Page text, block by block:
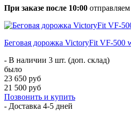
При заказе после 10:00
Беговая дорожка VictoryFit VF-500
- В наличии 3 шт. (доп. склад)
было
23 650 руб
21 500 руб
Позвонить и купить
- Доставка 4-5 дней